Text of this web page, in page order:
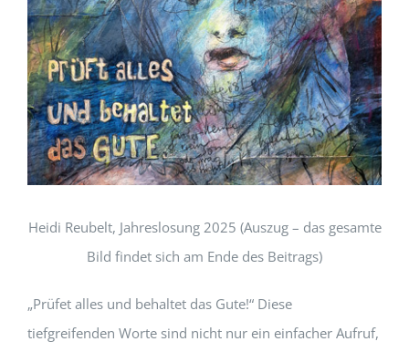
Heidi Reubelt, Jahreslosung 2025 (Auszug – das gesamte
Bild findet sich am Ende des Beitrags)
„Prüfet alles und behaltet das Gute!“ Diese
tiefgreifenden Worte sind nicht nur ein einfacher Aufruf,